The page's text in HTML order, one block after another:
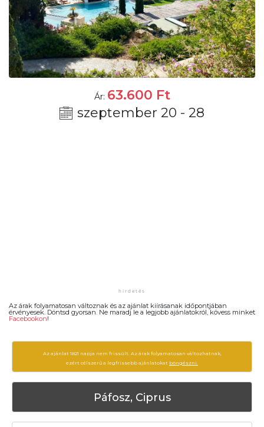
Ár: 63.600 Ft
szeptember 20 - 28
Az árak folyamatosan változnak és az ajánlat kiírásanak időpontjában
érvényesek. Döntsd gyorsan. Ne maradj le a legjobb ajánlatokról, kövess minket
Facebookon!
Az ajánlat 1821 napja nem frissült. Az árak folyamatosan változhatnak,
ezért célszerű a legfrissebb ajánlatokat böngészni.
Páfosz, Ciprus